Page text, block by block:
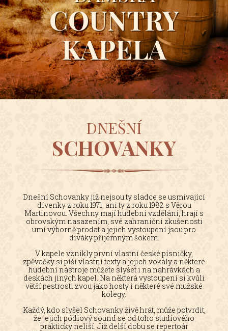
COUNTRY
KAPELA
DNEŠNÍ
SCHOVANKY
Dnešní Schovanky již nejsou ty sladce se usmívající
dívenky z roku 1971, ani ty z roku 1982 s Věrou
Martinovou. Všechny mají hudební vzdělání, hrají s
obrovským nasazením, své zahraniční zkušenosti
umí výborně prodat a jejich vystoupení jsou pro
diváky příjemným šokem.
V kapele vznikly první vlastní české písničky,
zpěvačky si píší vlastní texty a jejich vokály a některé
hudební nástroje můžete slyšet i na nahrávkách a
deskách jiných kapel. Na některá vystoupení si kvůli
větší pestrosti zvou jako hosty i některé své mužské
kolegy.
Každý, kdo slyšel Schovanky živě hrát, může potvrdit,
že jejich pódiový sound se od toho studiového
prakticky neliší. Již delší dobu se repertoár